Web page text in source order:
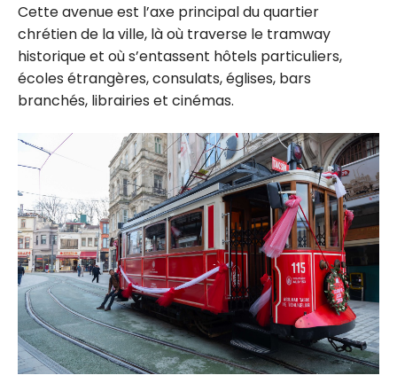
Cette avenue est l’axe principal du quartier
chrétien de la ville, là où traverse le tramway
historique et où s’entassent hôtels particuliers,
écoles étrangères, consulats, églises, bars
branchés, librairies et cinémas.